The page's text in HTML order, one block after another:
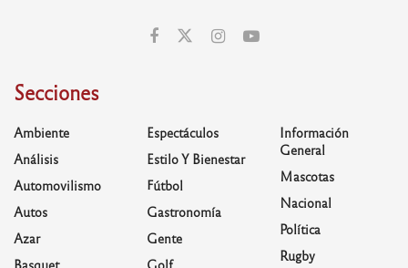
Secciones
Ambiente
Análisis
Automovilismo
Autos
Azar
Basquet
Espectáculos
Estilo Y Bienestar
Fútbol
Gastronomía
Gente
Golf
Información
General
Mascotas
Nacional
Política
Rugby